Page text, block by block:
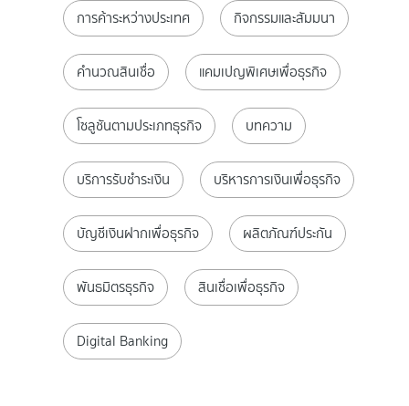
การค้าระหว่างประเทศ กิจกรรมและสัมมนา
คำนวณสินเชื่อ แคมเปญพิเศษเพื่อธุรกิจ
โซลูชันตามประเภทธุรกิจ บทความ
บริการรับชำระเงิน บริหารการเงินเพื่อธุรกิจ
บัญชีเงินฝากเพื่อธุรกิจ ผลิตภัณฑ์ประกัน
พันธมิตรธุรกิจ สินเชื่อเพื่อธุรกิจ
Digital Banking